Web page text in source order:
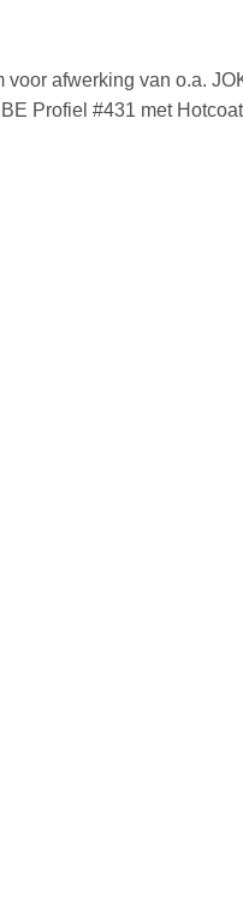
afwerking van o.a.
Profiel #431 met